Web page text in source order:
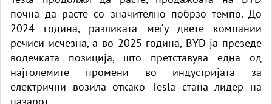
почна да расте со значително побрзо темпо. До
2024 година, разликата меѓу двете компании
речиси исчезна, а во 2025 година, BYD ја презеде
водечката позиција, што претставува една од
најголемите промени во индустријата за
електрични возила откако Tesla стана лидер на
пазарот.